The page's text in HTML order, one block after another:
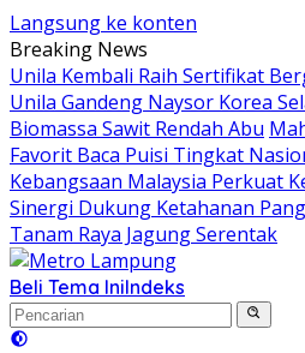
Langsung ke konten
Breaking News
Unila Kembali Raih Sertifikat
Unila Gandeng Naysor Korea
Biomassa Sawit Rendah Abu
Favorit Baca Puisi Tingkat
Kebangsaan Malaysia Perkuat
Sinergi Dukung Ketahanan
Tanam Raya Jagung Serentak
Beli Tema IniIndeks